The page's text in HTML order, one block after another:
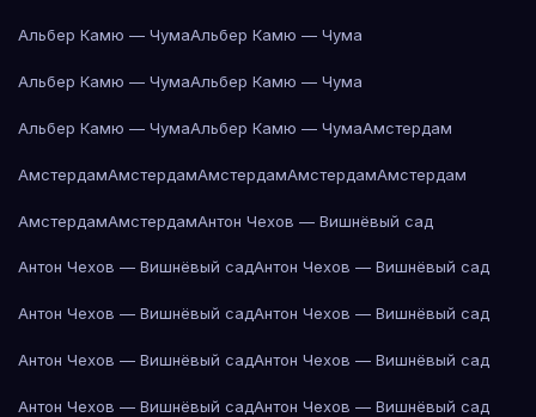
Альбер Камю — ЧумаАльбер Камю — Чума
Альбер Камю — ЧумаАльбер Камю — Чума
Альбер Камю — ЧумаАльбер Камю — ЧумаАмстердам
АмстердамАмстердамАмстердамАмстердамАмстердам
АмстердамАмстердамАнтон Чехов — Вишнёвый сад
Антон Чехов — Вишнёвый садАнтон Чехов — Вишнёвый сад
Антон Чехов — Вишнёвый садАнтон Чехов — Вишнёвый сад
Антон Чехов — Вишнёвый садАнтон Чехов — Вишнёвый сад
Антон Чехов — Вишнёвый садАнтон Чехов — Вишнёвый сад